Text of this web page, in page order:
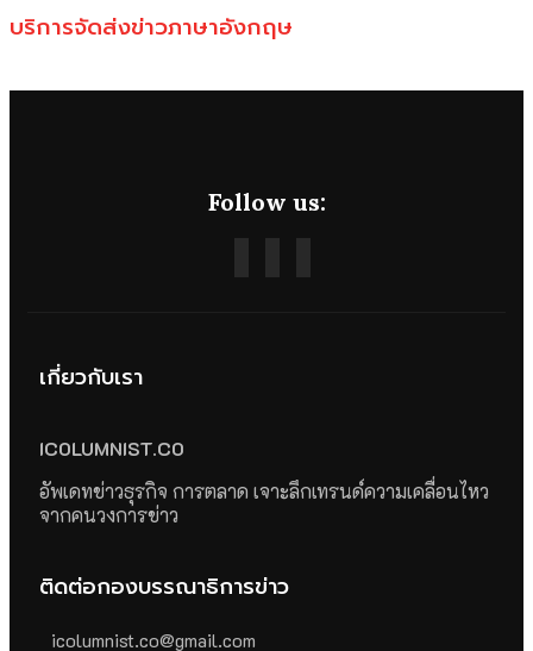
บริการจัดส่งข่าวภาษาอังกฤษ
Follow us:
เกี่ยวกับเรา
ICOLUMNIST.CO
อัพเดทข่าวธุรกิจ การตลาด เจาะลึกเทรนด์ความเคลื่อนไหว
จากคนวงการข่าว
ติดต่อกองบรรณาธิการข่าว
icolumnist.co@gmail.com